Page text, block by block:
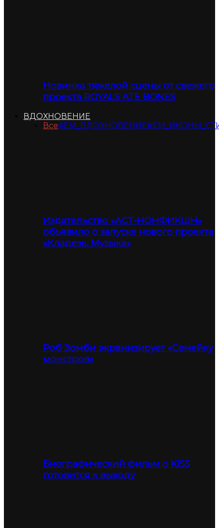
Новинка тяжелой сцены от свежего
проекта ROYALS ATE BONES
ВДОХНОВЕНИЕ
Все#ЕМ_ВДОХНОВЕНИЕ
Издательство «АСТ-НОНФИКШН»
объявило о запуске нового проекта
«Кладезь. Музыка»
Роб Зомби экранизирует «Семейку
монстров»
Биографический фильм о KISS
готовится к выходу